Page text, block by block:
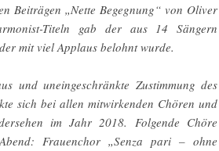
Beiträgen „Nette Begegnung“ von Oliver
Titeln gab der aus 14 Sängern
mit viel Applaus belohnt wurde.
und uneingeschränkte Zustimmung des
sich bei allen mitwirkenden Chören und
im Jahr 2018. Folgende Chöre
Frauenchor „Senza pari – ohne